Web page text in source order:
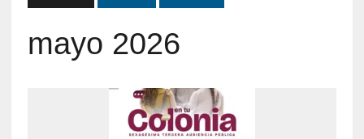
mayo 2026